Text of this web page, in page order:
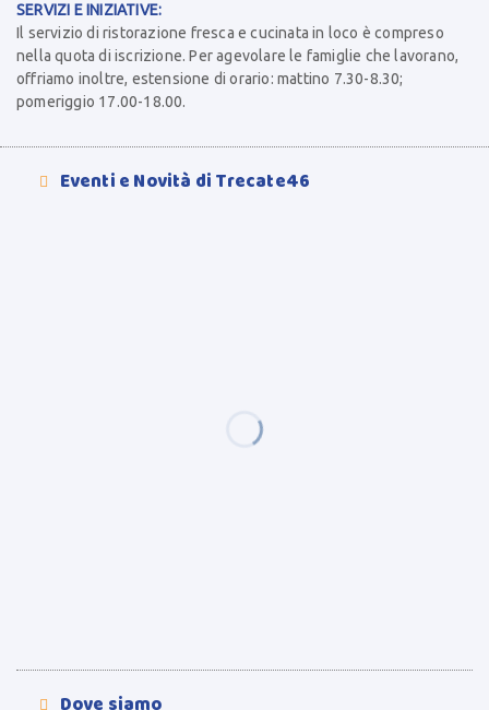
SERVIZI E INIZIATIVE:
Il servizio di ristorazione fresca e cucinata in loco è compreso
nella quota di iscrizione. Per agevolare le famiglie che lavorano,
offriamo inoltre, estensione di orario: mattino 7.30-8.30;
pomeriggio 17.00-18.00.
 Eventi e Novità di Trecate46
